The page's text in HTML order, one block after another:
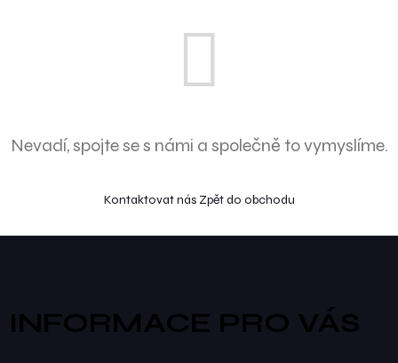
Nevadí, spojte se s námi a společně to vymyslíme.
Kontaktovat nás Zpět do obchodu
Z
INFORMACE PRO VÁS